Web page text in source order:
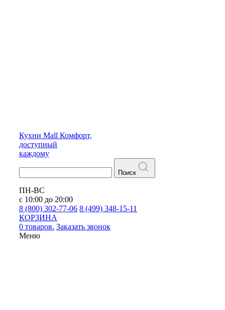
Кухни Mall Комфорт,
доступный
каждому
Поиск
ПН-ВС
с 10:00 до 20:00
8 (800) 302-77-06 8 (499) 348-15-11
КОРЗИНА
0 товаров. Заказать звонок
Меню